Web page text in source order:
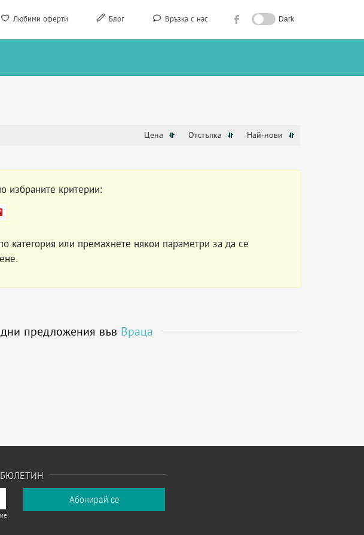
Любими оферти Блог Връзка с нас Dark
Цена Отстъпка Най-нови
избраните критерии:
категория или премахнете някои параметри за да се
предложения във Враца